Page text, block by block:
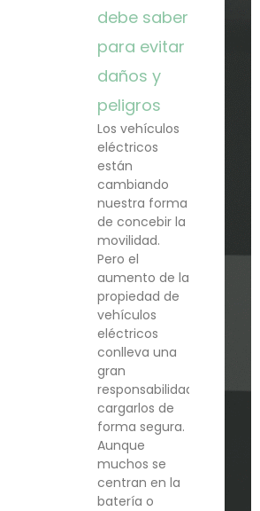
debe saber
para evitar
daños y
peligros
Los vehículos
eléctricos
están
cambiando
nuestra forma
de concebir la
movilidad.
Pero el
aumento de la
propiedad de
vehículos
eléctricos
conlleva una
gran
responsabilidad:
cargarlos de
forma segura.
Aunque
muchos se
centran en la
batería o